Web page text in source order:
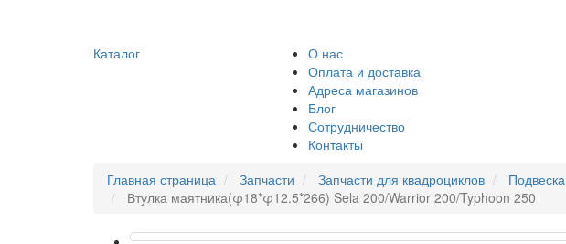
Каталог
О нас
Оплата и доставка
Адреса магазинов
Блог
Сотрудничество
Контакты
Главная страница
Запчасти Запчасти для квадроциклов Подвеска
Втулка маятника(φ18*φ12.5*266) Sela 200/Warrior 200/Typhoon 250